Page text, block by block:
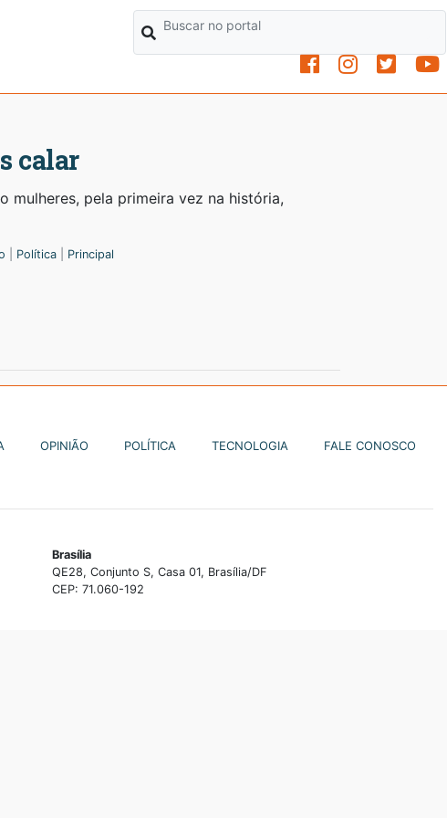
calar
mulheres, pela primeira vez na história,
Política Principal
OPINIÃO POLÍTICA TECNOLOGIA FALE CONOSCO
Brasília
QE28, Conjunto S, Casa 01, Brasília/DF
CEP: 71.060-192